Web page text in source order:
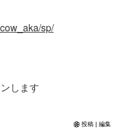
sp/
します
投稿 | 編集